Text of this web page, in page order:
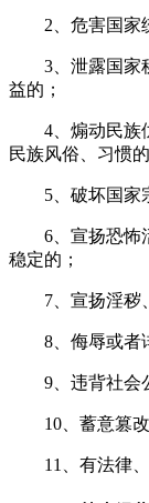
2、危害国家
3、泄露国家
益的；
4、煽动民族
民族风俗、习惯的
5、破坏国家
6、宣扬恐怖
稳定的；
7、宣扬淫秽
8、侮辱或者
9、违背社会
10、蓄意篡
11、有法律